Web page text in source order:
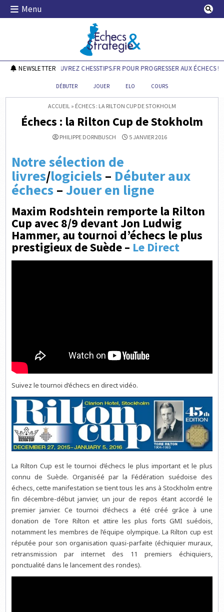
Skip
Menu
Echecs & Stratégie
NEWSLETTERDÉCOUVREZ CHESSTIPS.FR POUR PROGRESSER AUX ÉCHECS !
DÉBUTER JOUER ELO COURS
ACCUEIL » ÉCHECS : LA RILTON CUP DE STOKHOLM
Échecs : la Rilton Cup de Stokholm
PHILIPPE DORNBUSCH 5 JANVIER 2016
Notre sélection de
livres/logiciels– Débuter aux
échecs–Jouer en ligne
Maxim Rodshtein remporte la Rilton
Cup avec 8/9 devant Jon Ludwig
Hammer, au tournoi d’échecs le plus
prestigieux de Suède – Le Direct
Suivez le tournoi d’échecs en direct vidéo.
La Rilton Cup est le tournoi d’échecs le plus important et le plus
connu de Suède. Organiséé par la Fédération suédoise des
échecs, cette manifestation se tient tous les ans à Stockholm entre
fin décembre-début janvier, un jour de repos étant accordé le
premier janvier. Ce tournoi d’échecs a été créé grâce à une
donation de Tore Rilton et attire les plus forts GMI suédois,
notamment les membres de l’équipe olympique. La Rilton cup est
réputée pour son organisation quasi-parfaite (échiquier muraux,
retransmission par internet des 11 premiers échiquiers,
ponctualité dans le lancement des rondes).